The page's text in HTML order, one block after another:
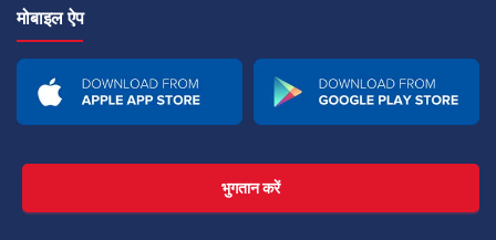
मोबाइल ऐप
भुगतान करें